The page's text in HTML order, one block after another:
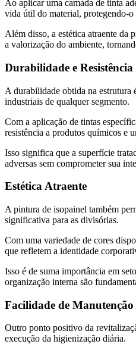
Ao aplicar uma camada de tinta
vida útil do material, protegendo-o
Além disso, a estética atraente da
a valorização do ambiente,
Durabilidade e Resistência
A durabilidade obtida na estrutura
industriais de qualquer segmento.
Com a aplicação de tintas
resistência a produtos químicos e
Isso significa que a superfície
adversas sem comprometer sua
Estética Atraente
A pintura de isopainel também
significativa para as divisórias.
Com uma variedade de cores
que refletem a identidade
Isso é de suma importância em
organização interna são
Facilidade de Manutenção
Outro ponto positivo da
execução da higienização diária.